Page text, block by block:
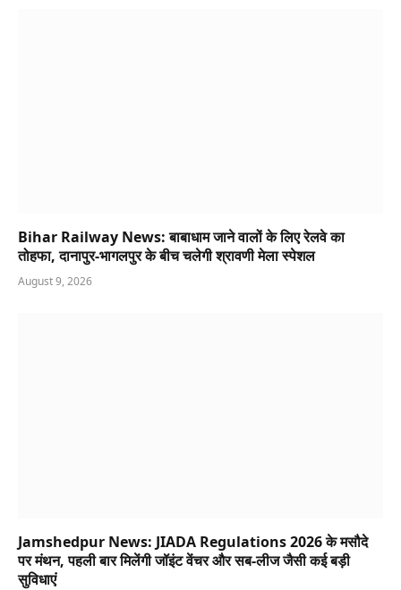
Bihar Railway News: बाबाधाम जाने वालों के लिए रेलवे का
तोहफा, दानापुर-भागलपुर के बीच चलेगी श्रावणी मेला स्पेशल
August 9, 2026
Jamshedpur News: JIADA Regulations 2026 के मसौदे
पर मंथन, पहली बार मिलेंगी जॉइंट वेंचर और सब-लीज जैसी कई बड़ी
सुविधाएं